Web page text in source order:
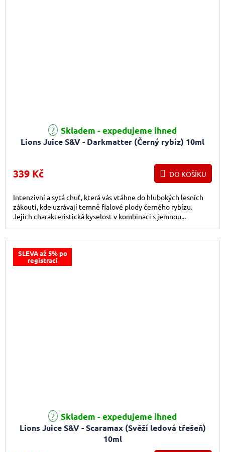
Lions Juice S&V - Darkmatter (Černý rybíz) 10ml
Skladem - expedujeme ihned
339 Kč DO KOŠÍKU
Intenzivní a sytá chuť, která vás vtáhne do hlubokých lesních
zákoutí, kde uzrávají temně fialové plody černého rybízu.
Jejich charakteristická kyselost v kombinaci s jemnou...
SLEVA až 5% po
registraci
Lions Juice S&V - Scaramax (Svěží ledová třešeň)
10ml
Skladem - expedujeme ihned